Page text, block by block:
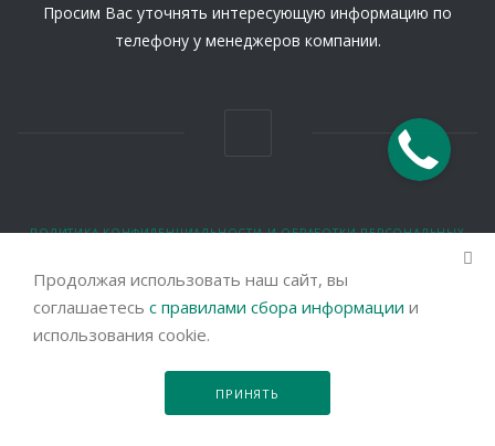
Просим Вас уточнять интересующую информацию по
телефону у менеджеров компании.
ПОЛИТИКА КОНФИДЕНЦИАЛЬНОСТИ И ОБРАБОТКИ ПЕРСОНАЛЬНЫХ
ПОЛЬЗОВАТЕЛЬСКОЕ СОГЛАШЕНИЕ
© 2026 Все права защищены.
Продолжая использовать наш сайт, вы
соглашаетесь с правилами сбора информации и
использования cookie.
ПРИНЯТЬ